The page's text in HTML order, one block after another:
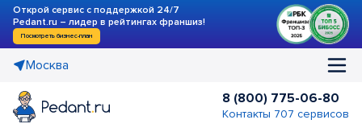
Открой сервис с поддержкой 24/7
Pedant.ru – лидер в рейтингах франшиз!
Посмотреть бизнес-план
Москва
8 (800) 775-06-80
Контакты 707 сервисов